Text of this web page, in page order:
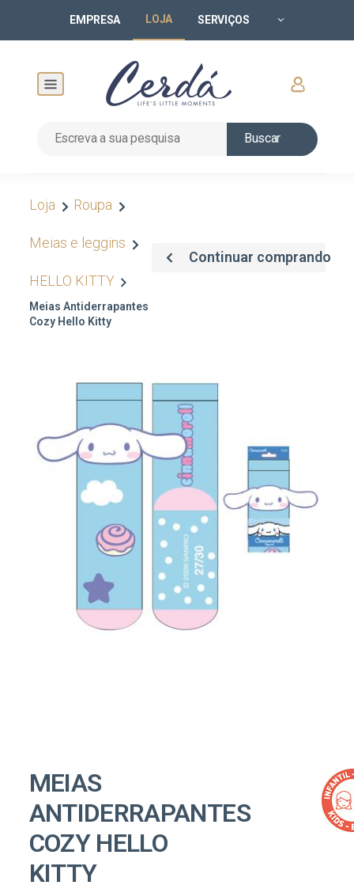
EMPRESA LOJA SERVIÇOS
Buscar
Loja Roupa
Meias e leggins
HELLO KITTY
Meias Antiderrapantes
Cozy Hello Kitty
Continuar comprando
MEIAS
ANTIDERRAPANTES
COZY HELLO
KITTY